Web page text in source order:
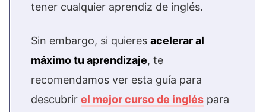
tener cualquier aprendiz de inglés.
Sin embargo, si quieres acelerar al
máximo tu aprendizaje, te
recomendamos ver esta guía para
descubrir el mejor curso de inglés para